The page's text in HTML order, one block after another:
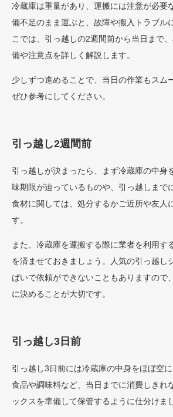
冷蔵庫は重量があり、運搬には注意が必要
備不足のまま運ぶと、故障や搬入トラブル
こでは、引っ越しの2週間前から当日まで
備や注意点を詳しく解説します。
少しずつ進めることで、当日の作業もスム
ぜひ参考にしてください。
引っ越し2週間前
引っ越しが決まったら、まず冷蔵庫の中身
味期限が迫っているものや、引っ越しまで
食材に関しては、処分するかご近所や友人
す。
また、冷蔵庫を運搬する際に業者を利用す
を済ませておきましょう。人気の引っ越し
ぱいで依頼ができないこともありますので
に決めることが大切です。
引っ越し3日前
引っ越し3日前には冷蔵庫の中身をほぼ空
食品や調味料など、当日までに消費しきれ
ックスを準備して保管するように仕分けま